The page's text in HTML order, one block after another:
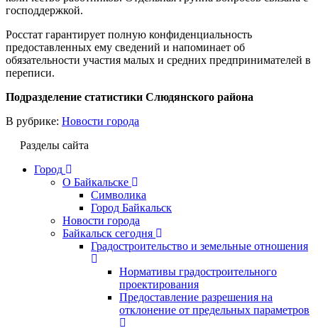
господдержкой.
Росстат гарантирует полную конфиденциальность
предоставленных ему сведений и напоминает об
обязательности участия малых и средних предпринимателей в
переписи.
Подразделение статистики Слюдянского района
В рубрике: Новости города
Разделы сайта
Город
О Байкальске
Символика
Город Байкальск
Новости города
Байкальск сегодня
Градостроительство и земельные отношения
Нормативы градостроительного
проектирования
Предоставление разрешения на
отклонение от предельных параметров